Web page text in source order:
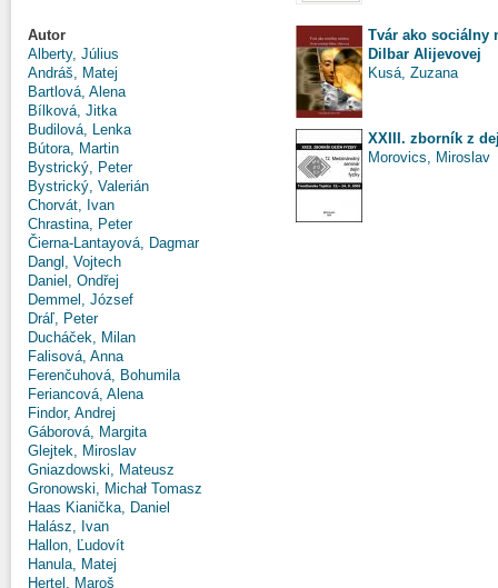
Autor
Alberty, Július
Andráš, Matej
Bartlová, Alena
Bílková, Jitka
Budilová, Lenka
Bútora, Martin
Bystrický, Peter
Bystrický, Valerián
Chorvát, Ivan
Chrastina, Peter
Čierna-Lantayová, Dagmar
Dangl, Vojtech
Daniel, Ondřej
Demmel, József
Dráľ, Peter
Ducháček, Milan
Falisová, Anna
Ferenčuhová, Bohumila
Feriancová, Alena
Findor, Andrej
Gáborová, Margita
Glejtek, Miroslav
Gniazdowski, Mateusz
Gronowski, Michał Tomasz
Haas Kianička, Daniel
Halász, Ivan
Hallon, Ľudovít
Hanula, Matej
Hertel, Maroš
Tvár ako sociálny
Dilbar Alijevovej
Kusá, Zuzana
XXIII. zborník z
Morovics, Miroslav